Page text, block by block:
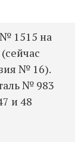
1515 на
№ 16).
№ 983
и 48